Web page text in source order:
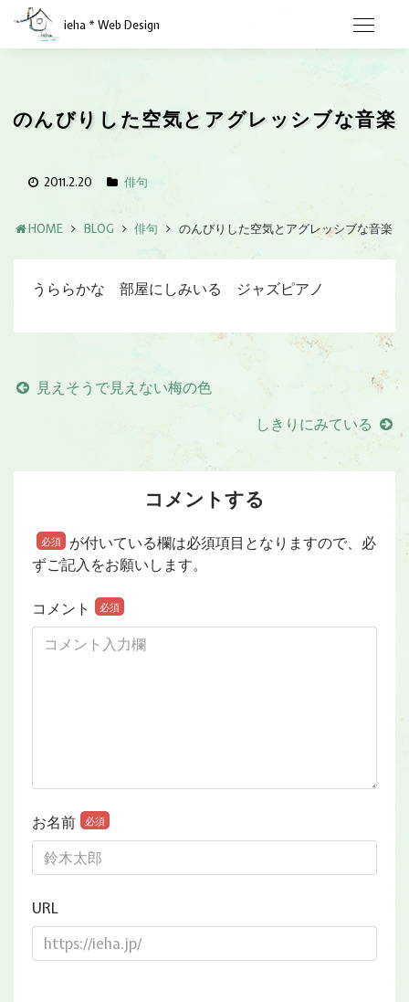
ieha * Web Design
のんびりした空気とアグレッシブな音楽
2011.2.20 俳句
HOME BLOG 俳句 のんびりした空気とアグレッシブな音楽
うららかな 部屋にしみいる ジャズピアノ
見えそうで見えない梅の色
しきりにみている
コメントする
必須
が付いている欄は必須項目となりますので、必
ずご記入をお願いします。
コメント 必須
お名前 必須
URL